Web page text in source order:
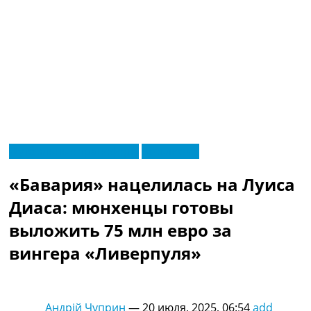
МенюНовости футбола
Видео
Трансферы
Новости футбола Украины
Последние комментарии
Конкурс прогнозов
«Бавария» нацелилась на Луиса
Диаса: мюнхенцы готовы
выложить 75 млн евро за
вингера «Ливерпуля»
Андрій Чуприн —20 июля, 2025, 06:54add